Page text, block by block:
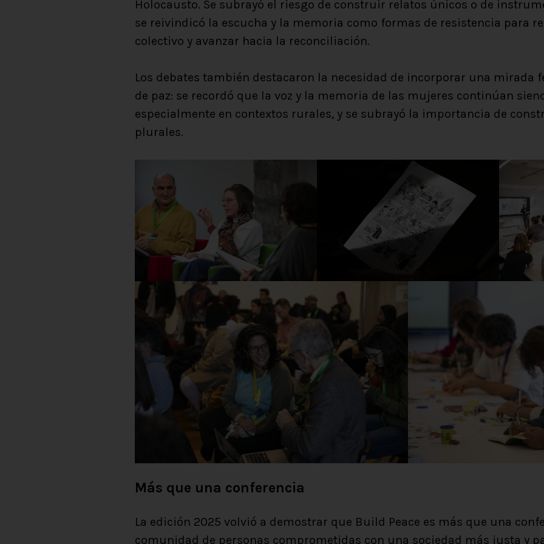
Holocausto. Se subrayó el riesgo de construir relatos únicos o de
se reivindicó la escucha y la memoria como formas de resistencia para
colectivo y avanzar hacia la reconciliación.
Los debates también destacaron la necesidad de incorporar una mirada
de paz: se recordó que la voz y la memoria de las mujeres continúan
especialmente en contextos rurales, y se subrayó la importancia de
plurales.
Más que una conferencia
La edición 2025 volvió a demostrar que Build Peace es más que una
comunidad de personas comprometidas con una sociedad más justa y